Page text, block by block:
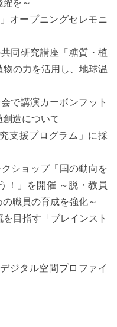
オープニングセレモニ
同研究講座「糖質・植
の力を活用し、地球温
で講演カーボンフット
造について
支援プログラム」に採
ショップ「国の動向を
！」を開催 ～脱・教員
職員の育成を強化～
目指す「ブレインスト
ジタル空間プロファイ